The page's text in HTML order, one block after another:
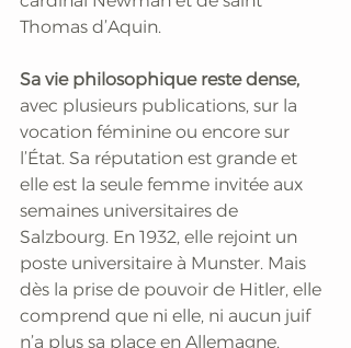
Thomas d’Aquin.
Sa vie philosophique reste dense,
avec plusieurs publications, sur la
vocation féminine ou encore sur
l’État. Sa réputation est grande et
elle est la seule femme invitée aux
semaines universitaires de
Salzbourg. En 1932, elle rejoint un
poste universitaire à Munster. Mais
dès la prise de pouvoir de Hitler, elle
comprend que ni elle, ni aucun juif
n’a plus sa place en Allemagne.